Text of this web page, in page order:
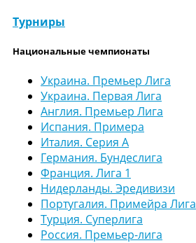
Турниры
Национальные чемпионаты
Украина. Премьер Лига
Украина. Первая Лига
Англия. Премьер Лига
Испания. Примера
Италия. Серия А
Германия. Бундеслига
Франция. Лига 1
Нидерланды. Эредивизи
Португалия. Примейра Лига
Турция. Суперлига
Россия. Премьер-лига